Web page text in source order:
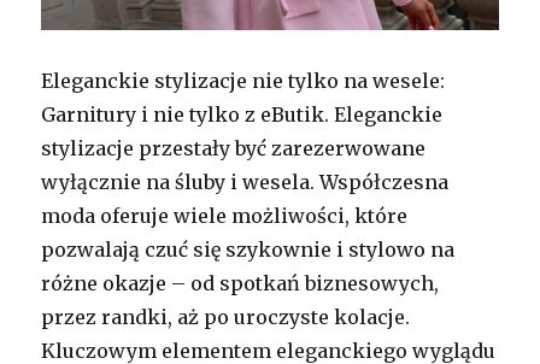
Eleganckie stylizacje nie tylko na wesele:
Garnitury i nie tylko z eButik. Eleganckie
stylizacje przestały być zarezerwowane
wyłącznie na śluby i wesela. Współczesna
moda oferuje wiele możliwości, które
pozwalają czuć się szykownie i stylowo na
różne okazje – od spotkań biznesowych,
przez randki, aż po uroczyste kolacje.
Kluczowym elementem eleganckiego wyglądu